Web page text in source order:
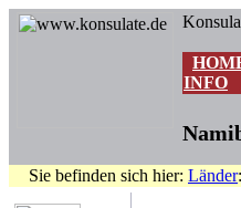
INFO
Sie befinden sich hier: Länder: